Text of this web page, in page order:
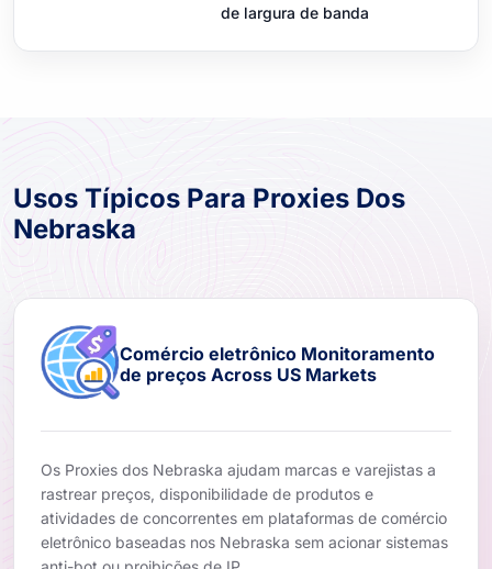
de largura de banda
Usos Típicos Para Proxies Dos
Nebraska
Comércio eletrônico Monitoramento
de preços Across US Markets
Os Proxies dos Nebraska ajudam marcas e varejistas a
rastrear preços, disponibilidade de produtos e
atividades de concorrentes em plataformas de comércio
eletrônico baseadas nos Nebraska sem acionar sistemas